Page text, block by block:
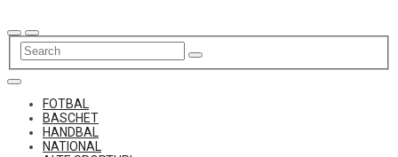
to
content
FOTBAL
BASCHET
HANDBAL
NATIONAL